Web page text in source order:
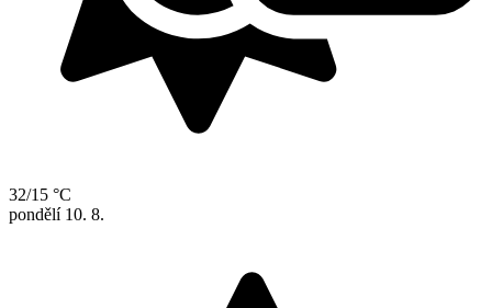
32/15 °C
pondělí 10. 8.